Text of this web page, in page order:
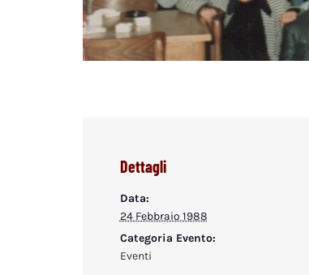
Dettagli
Data:
24 Febbraio 1988
Categoria Evento:
Eventi